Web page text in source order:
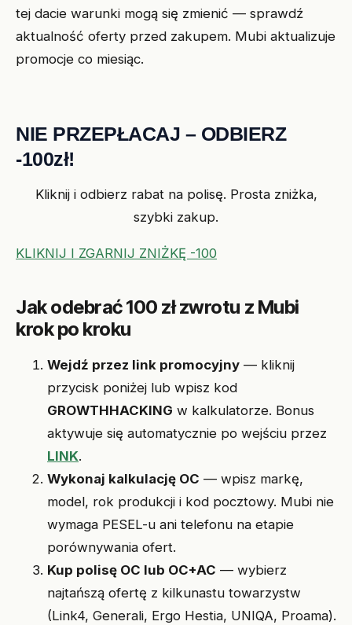
tej dacie warunki mogą się zmienić — sprawdź
aktualność oferty przed zakupem. Mubi aktualizuje
promocje co miesiąc.
NIE PRZEPŁACAJ – ODBIERZ
-100zł!
Kliknij i odbierz rabat na polisę. Prosta zniżka,
szybki zakup.
KLIKNIJ I ZGARNIJ ZNIŻKĘ -100
Jak odebrać 100 zł zwrotu z Mubi
krok po kroku
Wejdź przez link promocyjny — kliknij
przycisk poniżej lub wpisz kod
GROWTHHACKING w kalkulatorze. Bonus
aktywuje się automatycznie po wejściu przez
LINK.
Wykonaj kalkulację OC — wpisz markę,
model, rok produkcji i kod pocztowy. Mubi nie
wymaga PESEL-u ani telefonu na etapie
porównywania ofert.
Kup polisę OC lub OC+AC — wybierz
najtańszą ofertę z kilkunastu towarzystw
(Link4, Generali, Ergo Hestia, UNIQA, Proama).